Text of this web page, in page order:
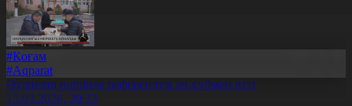
#Қоғам
#Aqparat
Әулиеата өңірінде референдум ән-күймен өтті
15.03.2026, 20:33